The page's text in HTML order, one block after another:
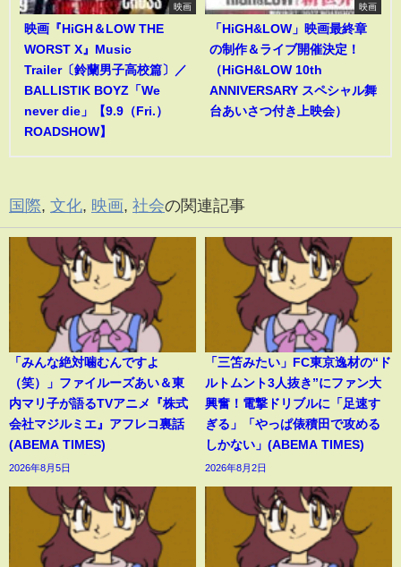
映画
映画『HiGH＆LOW THE
WORST X』Music
Trailer〔鈴蘭男子高校篇〕／
BALLISTIK BOYZ「We
never die」【9.9（Fri.）
ROADSHOW】
映画
「HiGH&LOW」映画最終章
の制作＆ライブ開催決定！
（HiGH&LOW 10th
ANNIVERSARY スペシャル舞
台あいさつ付き上映会）
国際, 文化, 映画, 社会の関連記事
「みんな絶対噛むんですよ
（笑）」ファイルーズあい＆東
内マリ子が語るTVアニメ『株式
会社マジルミエ』アフレコ裏話
(ABEMA TIMES)
2026年8月5日
「三笘みたい」FC東京逸材の“ド
ルトムント3人抜き”にファン大
興奮！電撃ドリブルに「足速す
ぎる」「やっぱ俵積田で攻める
しかない」(ABEMA TIMES)
2026年8月2日